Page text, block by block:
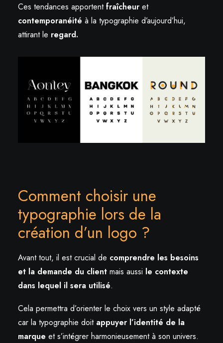
Ces tendances apportentfraîcheur et
contemporanéité à la typographie d’aujourd’hui,
attirant le regard.
Comment choisir une
typographie lors de la
création d’un logo ?
Avant tout, il est crucial de comprendre les besoins
et la demande du client mais aussi le contexte
dans lequel il sera utilisé.
Cela permettra d’orienter le choix vers un style adapté
car la typographie doit appuyer l’identité de la
marque et s’intégrer harmonieusement à son univers.